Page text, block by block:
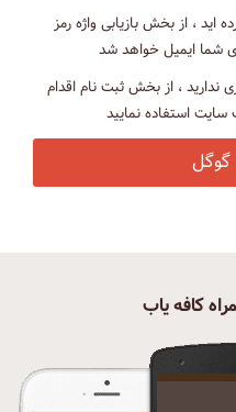
اید ، از بخش بازیابی واژه رمز
شما ایمیل خواهد شد
، از بخش ثبت نام اقدام
استفاده نمایید
گوگل
کافه یاب